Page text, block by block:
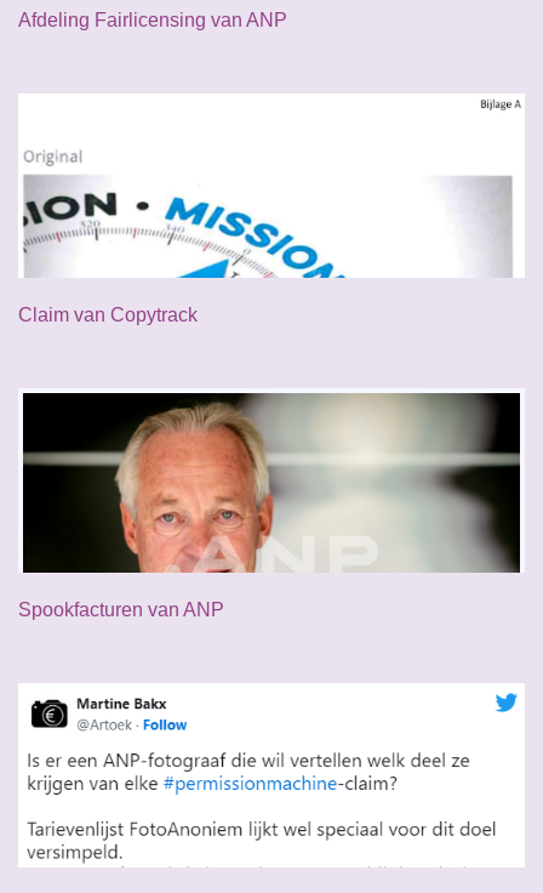
Afdeling Fairlicensing van ANP
Claim van Copytrack
Spookfacturen van ANP